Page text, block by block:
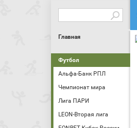
Главная
Футбол
Альфа-Банк РПЛ
Чемпионат мира
Лига ПАРИ
LEON-Вторая лига